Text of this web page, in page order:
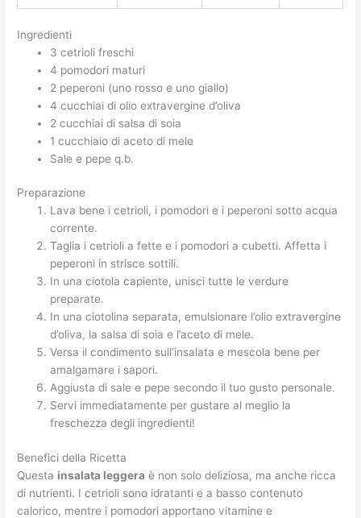
Ingredienti
3 cetrioli freschi
4 pomodori maturi
2 peperoni (uno rosso e uno giallo)
4 cucchiai di olio extravergine d’oliva
2 cucchiai di salsa di soia
1 cucchiaio di aceto di mele
Sale e pepe q.b.
Preparazione
Lava bene i cetrioli, i pomodori e i peperoni sotto acqua
corrente.
Taglia i cetrioli a fette e i pomodori a cubetti. Affetta i
peperoni in strisce sottili.
In una ciotola capiente, unisci tutte le verdure
preparate.
In una ciotolina separata, emulsionare l’olio extravergine
d’oliva, la salsa di soia e l’aceto di mele.
Versa il condimento sull’insalata e mescola bene per
amalgamare i sapori.
Aggiusta di sale e pepe secondo il tuo gusto personale.
Servi immediatamente per gustare al meglio la
freschezza degli ingredienti!
Benefici della Ricetta
Questa insalata leggera è non solo deliziosa, ma anche ricca
di nutrienti. I cetrioli sono idratanti e a basso contenuto
calorico, mentre i pomodori apportano vitamine e